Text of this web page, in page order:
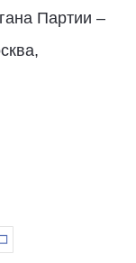
Партии –